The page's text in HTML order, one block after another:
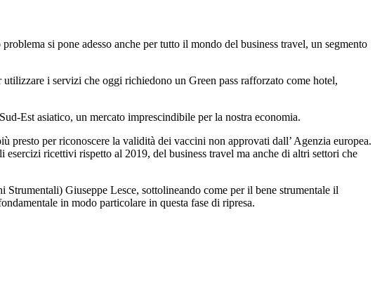
si pone adesso anche per tutto il mondo del business travel, un segmento
i servizi che oggi richiedono un Green pass rafforzato come hotel,
Est asiatico, un mercato imprescindibile per la nostra economia.
per riconoscere la validità dei vaccini non approvati dall’ Agenzia europea.
ricettivi rispetto al 2019, del business travel ma anche di altri settori che
Giuseppe Lesce, sottolineando come per il bene strumentale il
in modo particolare in questa fase di ripresa.